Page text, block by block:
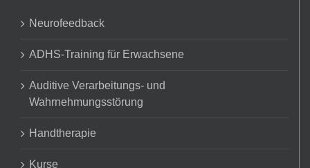
Neurofeedback
ADHS-Training für Erwachsene
Auditive Verarbeitungs- und
Wahrnehmungsstörung
Handtherapie
Kurse